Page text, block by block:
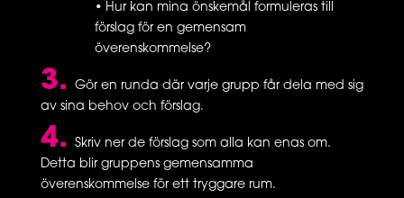
• Hur kan mina önskemål formuleras till
förslag för en gemensam
överenskommelse?
3.
Gör en runda där varje grupp får dela med sig
av sina behov och förslag.
4.
Skriv ner de förslag som alla kan enas om.
Detta blir gruppens gemensamma
överenskommelse för ett tryggare rum.